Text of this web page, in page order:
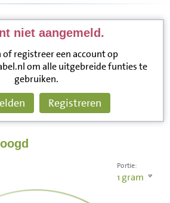
niet aangemeld.
of registreer een account op
om alle uitgebreide funties te
gebruiken.
Registreren
Portie:
1 gram